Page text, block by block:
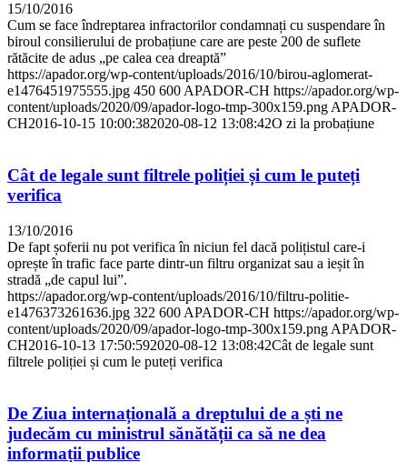
15/10/2016
Cum se face îndreptarea infractorilor condamnați cu suspendare în
biroul consilierului de probațiune care are peste 200 de suflete
rătăcite de adus „pe calea cea dreaptă”
https://apador.org/wp-content/uploads/2016/10/birou-aglomerat-
e1476451975555.jpg 450 600 APADOR-CH https://apador.org/wp-
content/uploads/2020/09/apador-logo-tmp-300x159.png APADOR-
CH2016-10-15 10:00:382020-08-12 13:08:42O zi la probațiune
Cât de legale sunt filtrele poliției și cum le puteți
verifica
13/10/2016
De fapt șoferii nu pot verifica în niciun fel dacă polițistul care-i
oprește în trafic face parte dintr-un filtru organizat sau a ieșit în
stradă „de capul lui”.
https://apador.org/wp-content/uploads/2016/10/filtru-politie-
e1476373261636.jpg 322 600 APADOR-CH https://apador.org/wp-
content/uploads/2020/09/apador-logo-tmp-300x159.png APADOR-
CH2016-10-13 17:50:592020-08-12 13:08:42Cât de legale sunt
filtrele poliției și cum le puteți verifica
De Ziua internațională a dreptului de a ști ne
judecăm cu ministrul sănătății ca să ne dea
informații publice